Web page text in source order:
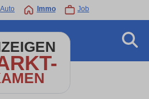
Auto Immo Job